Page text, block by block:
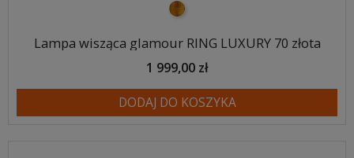
złoty
Lampa wisząca glamour RING LUXURY 70 złota
1 999,00 zł
DODAJ DO KOSZYKA